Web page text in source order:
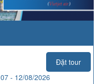
Đặt tour
07 - 12/08/2026